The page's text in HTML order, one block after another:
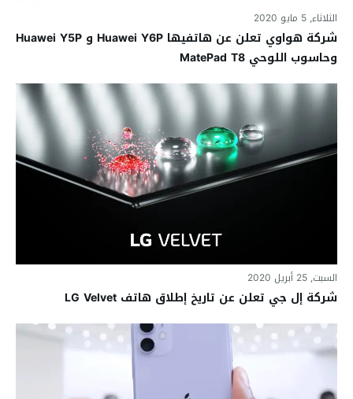
الثلاثاء, 5 مايو 2020
شركة هواوي تعلن عن هاتفيها Huawei Y6P و Huawei Y5P
وحاسوب اللوحي MatePad T8
السبت, 25 أبريل 2020
شركة إل جي تعلن عن تاريخ إطلاق هاتف LG Velvet